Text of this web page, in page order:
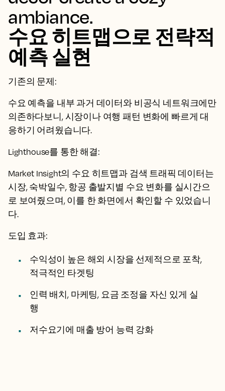
수요 히트맵으로 전략적
예측 실현
기존의 문제:
수요 예측을 내부 과거 데이터와 비공식 네트워크에만
의존하다보니, 시장이나 여행 패턴 변화에 빠르게 대
응하기 어려웠습니다.
Lighthouse를 통한 해결:
Market Insight의 수요 히트맵과 검색 트래픽 데이터는
시장, 숙박일수, 항공 출발지별 수요 변화를 실시간으
로 보여줬으며, 이를 한 화면에서 확인할 수 있었습니
다.
도입 효과:
수익성이 높은 해외 시장을 선제적으로 포착,
적극적인 타겟팅
인력 배치, 마케팅, 요금 조정을 자신 있게 실
행
저수요기에 매출 방어 능력 강화